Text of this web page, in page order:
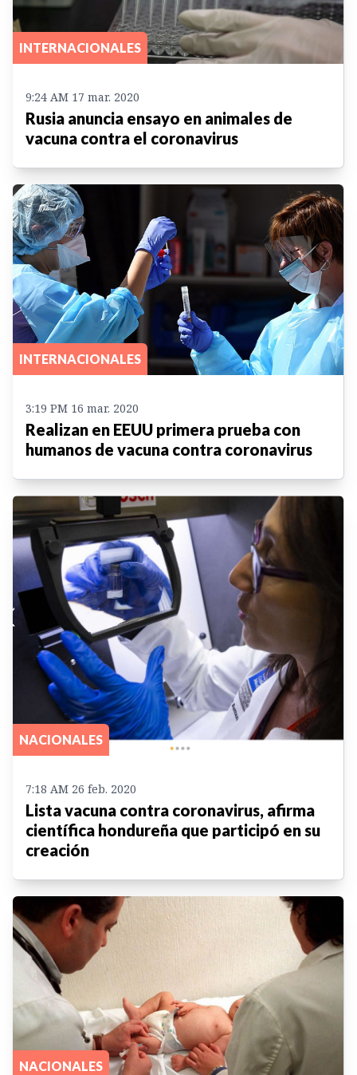
INTERNACIONALES
9:24 AM 17 mar. 2020
Rusia anuncia ensayo en animales de
vacuna contra el coronavirus
INTERNACIONALES
3:19 PM 16 mar. 2020
Realizan en EEUU primera prueba con
humanos de vacuna contra coronavirus
NACIONALES
7:18 AM 26 feb. 2020
Lista vacuna contra coronavirus, afirma
científica hondureña que participó en su
creación
NACIONALES